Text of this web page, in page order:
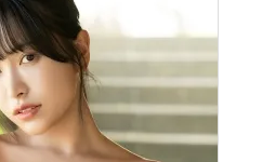
新規会員登録